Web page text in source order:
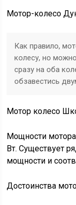
Мотор-колесо
Как правило,
колесу, но
сразу на оба
обзавестись
Мотор колесо
Мощности
Вт. Существует
мощности и
Достоинства